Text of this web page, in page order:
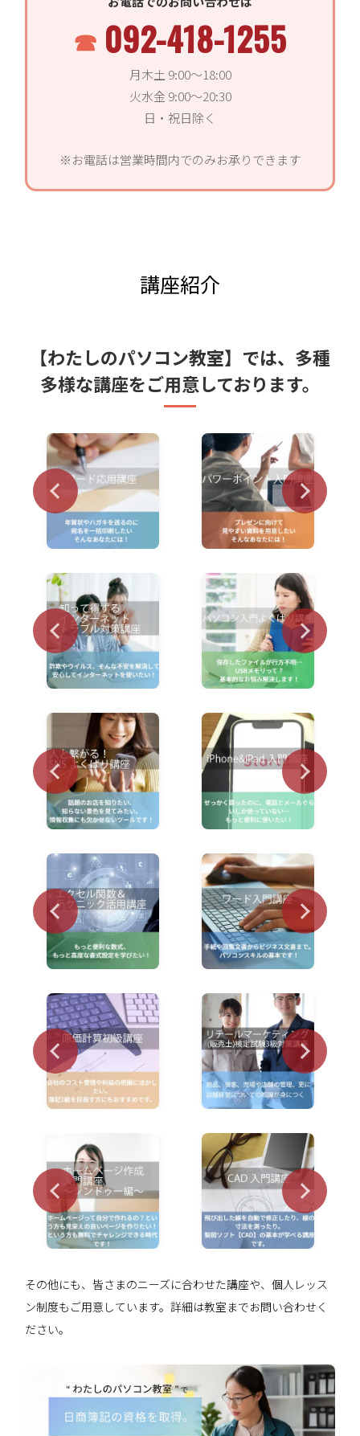
092-418-1255
月木土 9:00〜18:00
火水金 9:00〜20:30
日・祝日除く
※お電話は営業時間内でのみお承りできます
講座紹介
【わたしのパソコン教室】では、多種
多様な講座をご用意しております。
その他にも、皆さまのニーズに合わせた講座や、個人レッス
ン制度もご用意しています。詳細は教室までお問い合わせく
ださい。